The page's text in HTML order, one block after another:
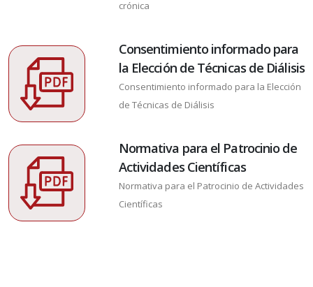
crónica
Consentimiento informado para
la Elección de Técnicas de Diálisis
Consentimiento informado para la Elección
de Técnicas de Diálisis
Normativa para el Patrocinio de
Actividades Científicas
Normativa para el Patrocinio de Actividades
Científicas